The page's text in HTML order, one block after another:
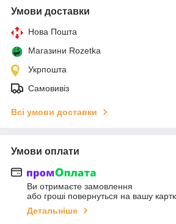
Умови доставки
Нова Пошта
Магазини Rozetka
Укрпошта
Самовивіз
Всі умови доставки
Умови оплати
Ви отримаєте замовлення
або гроші повернуться на вашу
Детальніше